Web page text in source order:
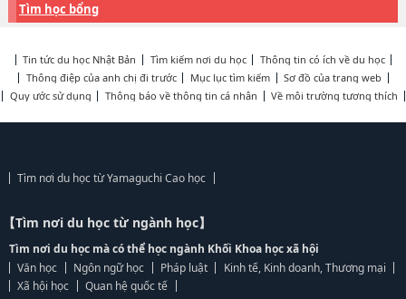
Tìm học bổng
Tin tức du học Nhật Bản Tìm kiếm nơi du học
Thông tin có ích về du học
Thông điệp của anh chị đi trước
Mục lục tìm kiếm
Sơ đồ của trang web
Quy ước sử dụng
Thông báo về thông tin cá nhân Về môi trường tương thích
Tìm nơi du học từ Yamaguchi Cao học
【Tìm nơi du học từ ngành học】
Tìm nơi du học mà có thể học ngành Khối Khoa học xã hội
Văn học
Ngôn ngữ học Pháp luật
Kinh tế, Kinh doanh, Thương mại
Xã hội học
Quan hệ quốc tế